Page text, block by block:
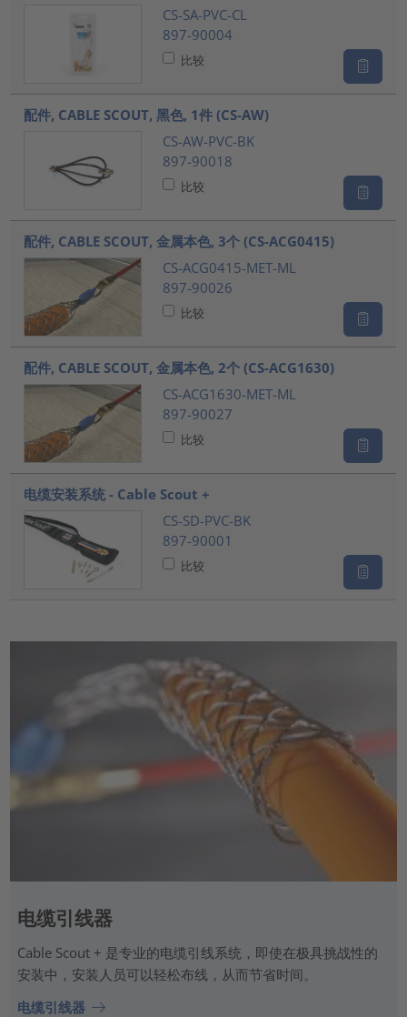
CS-SA-PVC-CL
897-90004
比较
配件, CABLE SCOUT, 黑色, 1件 (CS-AW)
CS-AW-PVC-BK
897-90018
比较
配件, CABLE SCOUT, 金属本色, 3个 (CS-ACG0415)
CS-ACG0415-MET-ML
897-90026
比较
配件, CABLE SCOUT, 金属本色, 2个 (CS-ACG1630)
CS-ACG1630-MET-ML
897-90027
比较
电缆安装系统 - Cable Scout +
CS-SD-PVC-BK
897-90001
比较
电缆引线器
Cable Scout + 是专业的电缆引线系统，即使在极具挑战性的
安装中，安装人员可以轻松布线，从而节省时间。
电缆引线器